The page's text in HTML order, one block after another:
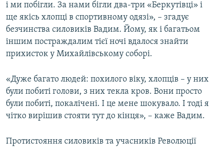
і ми побігли. За нами бігли два-три «Беркутівці» і
ще якісь хлопці в спортивному одязі», – згадує
безчинства силовиків Вадим. Йому, як і багатьом
іншим постраждалим тієї ночі вдалося знайти
прихисток у Михайлівському соборі.
«Дуже багато людей: похилого віку, хлопців – у них
були побиті голови, з них текла кров. Вони просто
були побиті, покалічені. І це мене шокувало. І тоді я
чітко вирішив стояти тут до кінця», – каже Вадим.
Протистояння силовиків та учасників Революції